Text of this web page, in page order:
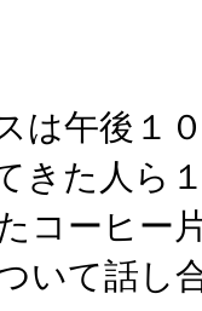
は午後１
きた人ら
コーヒー
いて話